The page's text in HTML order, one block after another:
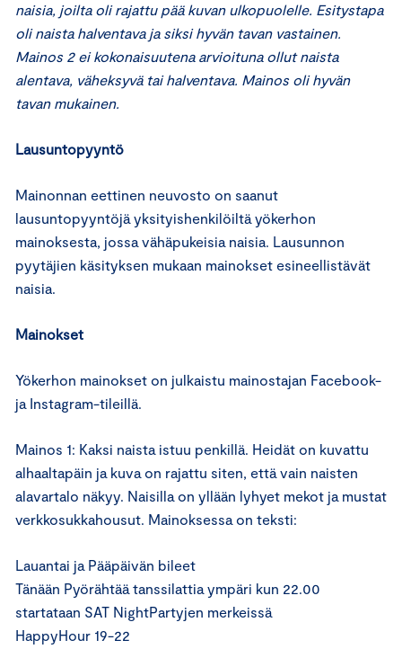
naisia, joilta oli rajattu pää kuvan ulkopuolelle. Esitystapa
oli naista halventava ja siksi hyvän tavan vastainen.
Mainos 2 ei kokonaisuutena arvioituna ollut naista
alentava, väheksyvä tai halventava. Mainos oli hyvän
tavan mukainen.
Lausuntopyyntö
Mainonnan eettinen neuvosto on saanut
lausuntopyyntöjä yksityishenkilöiltä yökerhon
mainoksesta, jossa vähäpukeisia naisia. Lausunnon
pyytäjien käsityksen mukaan mainokset esineellistävät
naisia.
Mainokset
Yökerhon mainokset on julkaistu mainostajan Facebook-
ja Instagram-tileillä.
Mainos 1: Kaksi naista istuu penkillä. Heidät on kuvattu
alhaaltapäin ja kuva on rajattu siten, että vain naisten
alavartalo näkyy. Naisilla on yllään lyhyet mekot ja mustat
verkkosukkahousut. Mainoksessa on teksti:
Lauantai ja Pääpäivän bileet
Tänään Pyörähtää tanssilattia ympäri kun 22.00
startataan SAT NightPartyjen merkeissä
HappyHour 19-22